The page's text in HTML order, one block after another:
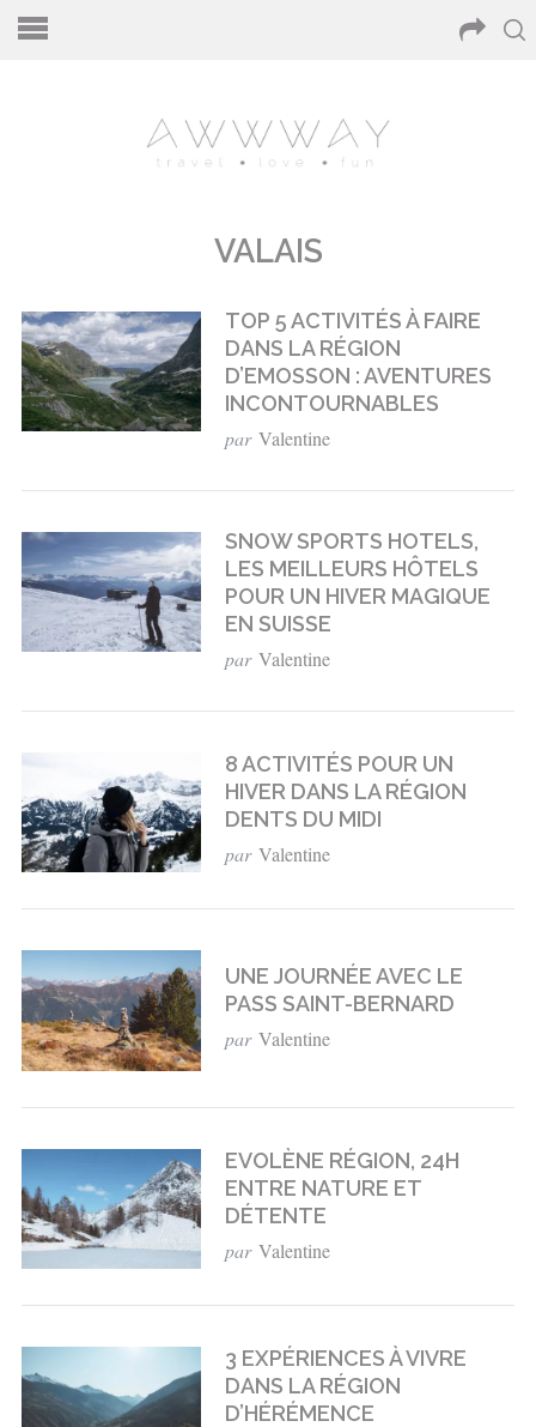
VALAIS
TOP 5 ACTIVITÉS À FAIRE
DANS LA RÉGION
D’EMOSSON : AVENTURES
INCONTOURNABLES
par Valentine
SNOW SPORTS HOTELS,
LES MEILLEURS HÔTELS
POUR UN HIVER MAGIQUE
EN SUISSE
par Valentine
8 ACTIVITÉS POUR UN
HIVER DANS LA RÉGION
DENTS DU MIDI
par Valentine
UNE JOURNÉE AVEC LE
PASS SAINT-BERNARD
par Valentine
EVOLÈNE RÉGION, 24H
ENTRE NATURE ET
DÉTENTE
par Valentine
3 EXPÉRIENCES À VIVRE
DANS LA RÉGION
D’HÉRÉMENCE